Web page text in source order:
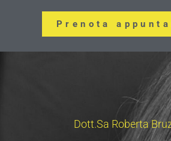
Prenota
Dott.sa Roberta